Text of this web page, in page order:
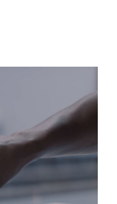
von
bis